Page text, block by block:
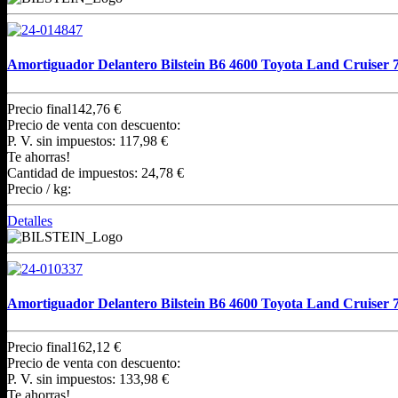
Amortiguador Delantero Bilstein B6 4600 Toyota Land Cruiser
Precio final142,76 €
Precio de venta con descuento:
P. V. sin impuestos: 117,98 €
Te ahorras!
Cantidad de impuestos: 24,78 €
Precio / kg:
Detalles
Amortiguador Delantero Bilstein B6 4600 Toyota Land Cruiser
Precio final162,12 €
Precio de venta con descuento:
P. V. sin impuestos: 133,98 €
Te ahorras!